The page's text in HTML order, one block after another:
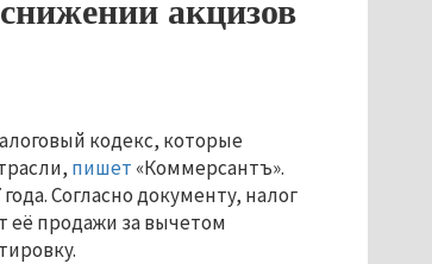
акцизов
кодекс, которые
пишет «Коммерсантъ».
Согласно документу, налог
её продажи за вычетом